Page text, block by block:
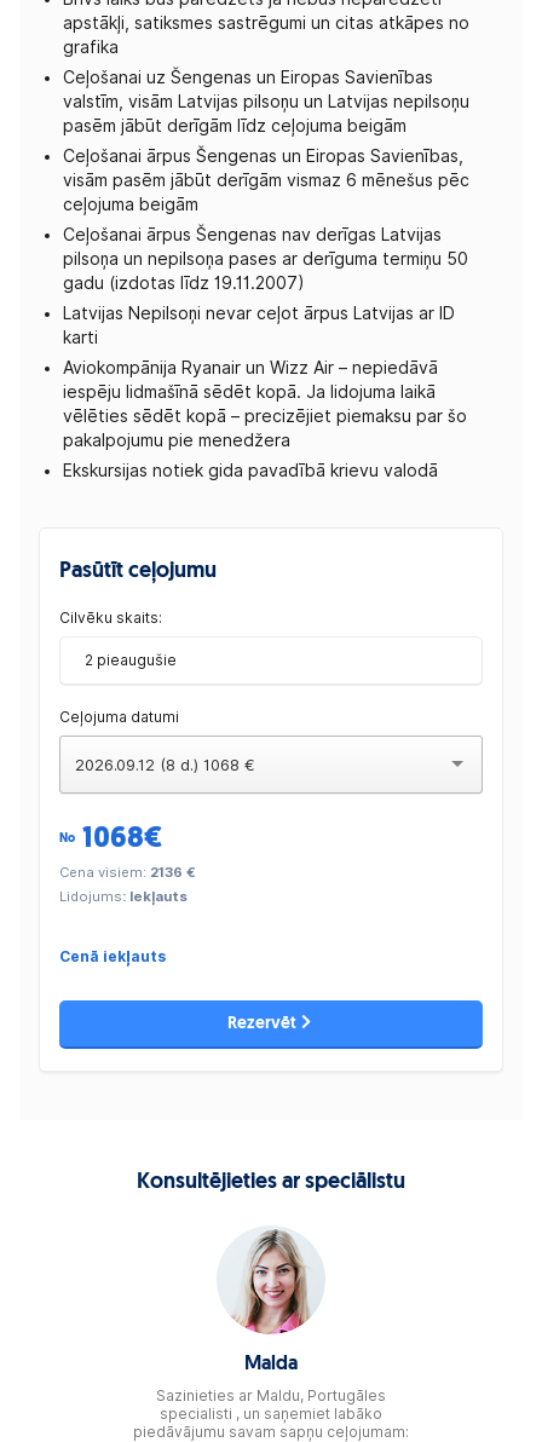
apstākļi, satiksmes sastrēgumi un citas atkāpes no
grafika
Ceļošanai uz Šengenas un Eiropas Savienības
valstīm, visām Latvijas pilsoņu un Latvijas nepilsoņu
pasēm jābūt derīgām līdz ceļojuma beigām
Ceļošanai ārpus Šengenas un Eiropas Savienības,
visām pasēm jābūt derīgām vismaz 6 mēnešus pēc
ceļojuma beigām
Ceļošanai ārpus Šengenas nav derīgas Latvijas
pilsoņa un nepilsoņa pases ar derīguma termiņu 50
gadu (izdotas līdz 19.11.2007)
Latvijas Nepilsoņi nevar ceļot ārpus Latvijas ar ID
karti
Aviokompānija Ryanair un Wizz Air – nepiedāvā
iespēju lidmašīnā sēdēt kopā. Ja lidojuma laikā
vēlēties sēdēt kopā – precizējiet piemaksu par šo
pakalpojumu pie menedžera
Ekskursijas notiek gida pavadībā krievu valodā
Pasūtīt ceļojumu
Cilvēku skaits:
2 pieaugušie
Ceļojuma datumi
2026.09.12 (8 d.) 1068 €
No 1068€
Cena visiem: 2136 €
Lidojums: Iekļauts
Cenā iekļauts
Rezervēt
Konsultējieties ar speciālistu
Malda
Sazinieties ar Maldu, Portugāles
specialisti , un saņemiet labāko
piedāvājumu savam sapņu ceļojumam: